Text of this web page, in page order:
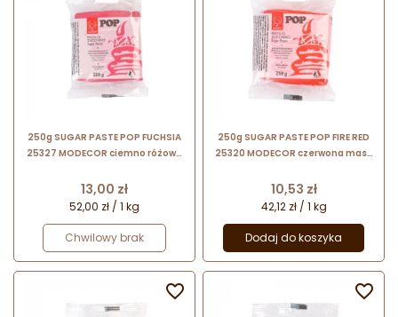
250g SUGAR PASTE POP FUCHSIA
25327 MODECOR ciemno różowa
Cena
13,00 zł
52,00 zł / 1 kg
Chwilowy brak
250g SUGAR PASTE POP FIRE RED
25320 MODECOR czerwona masa
Cena
10,53 zł
42,12 zł / 1 kg
Dodaj do koszyka
 